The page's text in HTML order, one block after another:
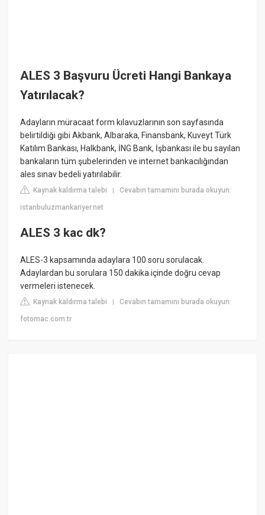
ALES 3 Başvuru Ücreti Hangi Bankaya
Yatırılacak?
Adayların müracaat form kılavuzlarının son sayfasında
belirtildiği gibi Akbank, Albaraka, Finansbank, Kuveyt Türk
Katılım Bankası, Halkbank, İNG Bank, İşbankası ile bu sayılan
bankaların tüm şubelerinden ve internet bankacılığından
ales sınav bedeli yatırılabilir.
Kaynak kaldırma talebi |Cevabın tamamını burada okuyun:
istanbuluzmankariyer.net
ALES 3 kac dk?
ALES-3 kapsamında adaylara 100 soru sorulacak.
Adaylardan bu sorulara 150 dakika içinde doğru cevap
vermeleri istenecek.
Kaynak kaldırma talebi |Cevabın tamamını burada okuyun:
fotomac.com.tr